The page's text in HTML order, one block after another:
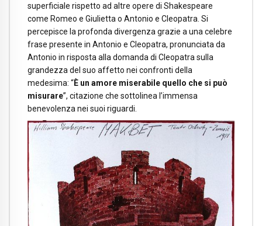
superficiale rispetto ad altre opere di Shakespeare
come Romeo e Giulietta o Antonio e Cleopatra. Si
percepisce la profonda divergenza grazie a una celebre
frase presente in Antonio e Cleopatra, pronunciata da
Antonio in risposta alla domanda di Cleopatra sulla
grandezza del suo affetto nei confronti della
medesima: “È un amore miserabile quello che si può
misurare”, citazione che sottolinea l’immensa
benevolenza nei suoi riguardi.